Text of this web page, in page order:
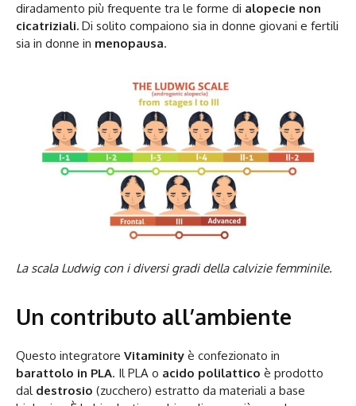
diradamento più frequente tra le forme di alopecie non
cicatriziali. Di solito compaiono sia in donne giovani e fertili
sia in donne in menopausa.
La scala Ludwig con i diversi gradi della calvizie femminile.
Un contributo all’ambiente
Questo integratore Vitaminity è confezionato in
barattolo in PLA. Il PLA o acido polilattico è prodotto
dal destrosio (zucchero) estratto da materiali a base